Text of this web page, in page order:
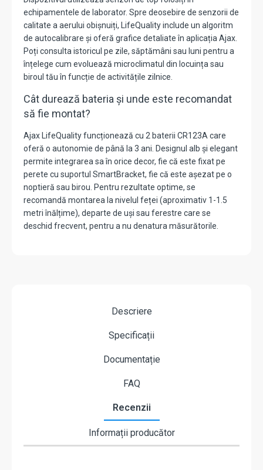
echipamentele de laborator. Spre deosebire de senzorii de
calitate a aerului obișnuiți, LifeQuality include un algoritm
de autocalibrare și oferă grafice detaliate în aplicația Ajax.
Poți consulta istoricul pe zile, săptămâni sau luni pentru a
înțelege cum evoluează microclimatul din locuința sau
biroul tău în funcție de activitățile zilnice.
Cât durează bateria și unde este recomandat
să fie montat?
Ajax LifeQuality funcționează cu 2 baterii CR123A care
oferă o autonomie de până la 3 ani. Designul alb și elegant
permite integrarea sa în orice decor, fie că este fixat pe
perete cu suportul SmartBracket, fie că este așezat pe o
noptieră sau birou. Pentru rezultate optime, se
recomandă montarea la nivelul feței (aproximativ 1-1.5
metri înălțime), departe de uși sau ferestre care se
deschid frecvent, pentru a nu denatura măsurătorile.
Descriere
Specificații
Documentație
FAQ
Recenzii
Informații producător